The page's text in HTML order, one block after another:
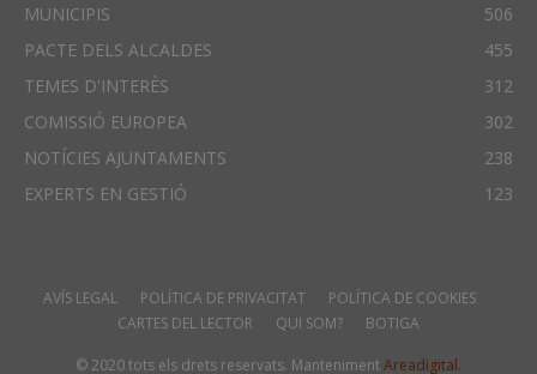
MUNICIPIS
506
PACTE DELS ALCALDES
455
TEMES D'INTERÈS
312
COMISSIÓ EUROPEA
302
NOTÍCIES AJUNTAMENTS
238
EXPERTS EN GESTIÓ
123
AVÍS LEGAL POLÍTICA DE PRIVACITAT
POLÍTICA DE COOKIES
CARTES DEL LECTOR
QUI SOM? BOTIGA
© 2020 tots els drets reservats. MantenimentAreadigital.